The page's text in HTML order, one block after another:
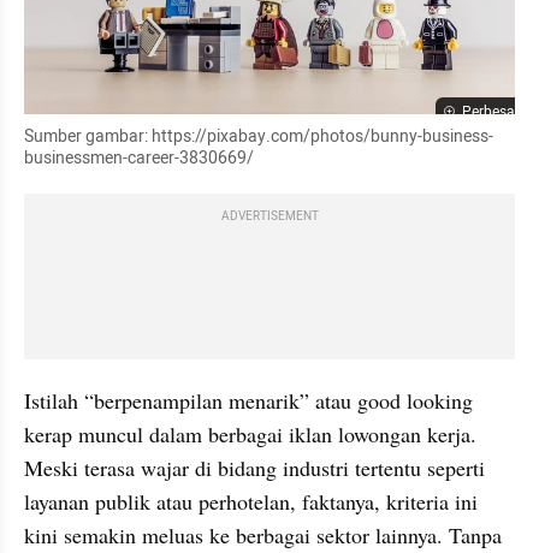
Perbesar
Sumber gambar: https://pixabay.com/photos/bunny-business-
businessmen-career-3830669/
ADVERTISEMENT
Istilah “berpenampilan menarik” atau good looking
kerap muncul dalam berbagai iklan lowongan kerja.
Meski terasa wajar di bidang industri tertentu seperti
layanan publik atau perhotelan, faktanya, kriteria ini
kini semakin meluas ke berbagai sektor lainnya. Tanpa